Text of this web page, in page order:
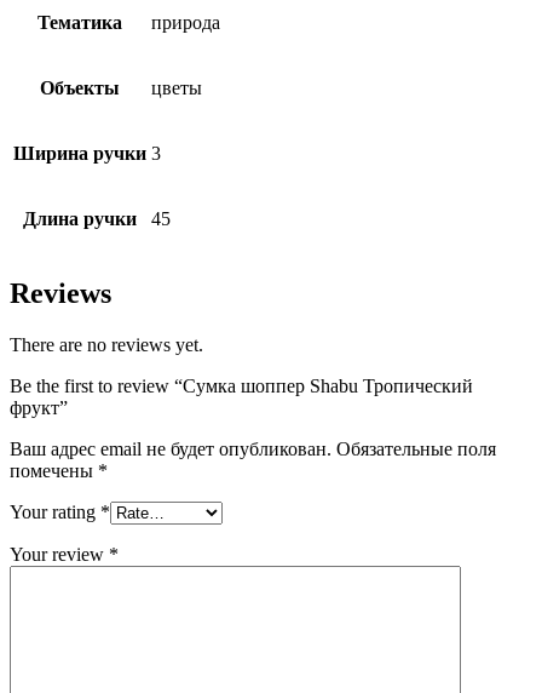
Тематика природа
Объекты цветы
Ширина ручки 3
Длина ручки 45
Reviews
There are no reviews yet.
Be the first to review “Сумка шоппер Shabu Тропический
фрукт”
Ваш адрес email не будет опубликован. Обязательные поля
помечены *
Your rating *
Your review *